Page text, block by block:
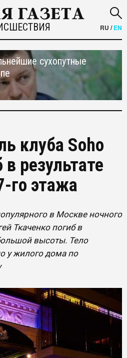
RU /EN
сухопутные
клуба Soho
в результате
го этажа
в Москве ночного
Ткаченко погиб в
высоты. Тело
у жилого дома по